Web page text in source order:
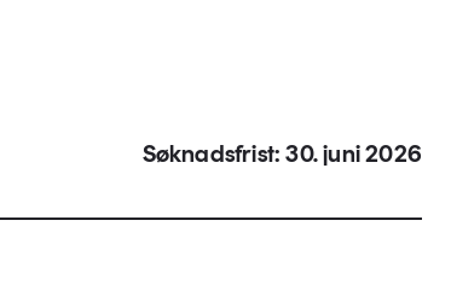
Søknadsfrist: 30. juni 2026